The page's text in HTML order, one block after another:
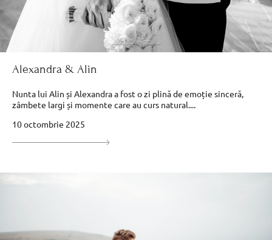
Alexandra & Alin
Nunta lui Alin și Alexandra a fost o zi plină de emoție sinceră,
zâmbete largi și momente care au curs natural....
10 octombrie 2025